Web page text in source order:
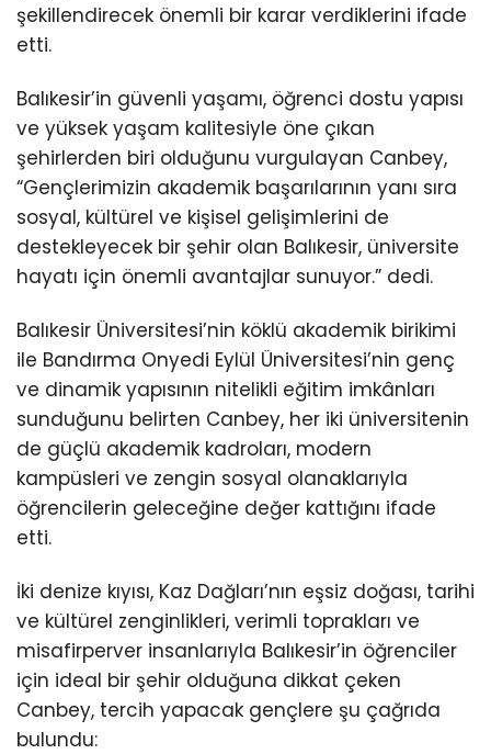
şekillendirecek önemli bir karar verdiklerini ifade
etti.
Balıkesir’in güvenli yaşamı, öğrenci dostu yapısı
ve yüksek yaşam kalitesiyle öne çıkan
şehirlerden biri olduğunu vurgulayan Canbey,
“Gençlerimizin akademik başarılarının yanı sıra
sosyal, kültürel ve kişisel gelişimlerini de
destekleyecek bir şehir olan Balıkesir, üniversite
hayatı için önemli avantajlar sunuyor.” dedi.
Balıkesir Üniversitesi’nin köklü akademik birikimi
ile Bandırma Onyedi Eylül Üniversitesi’nin genç
ve dinamik yapısının nitelikli eğitim imkânları
sunduğunu belirten Canbey, her iki üniversitenin
de güçlü akademik kadroları, modern
kampüsleri ve zengin sosyal olanaklarıyla
öğrencilerin geleceğine değer kattığını ifade
etti.
İki denize kıyısı, Kaz Dağları’nın eşsiz doğası, tarihi
ve kültürel zenginlikleri, verimli toprakları ve
misafirperver insanlarıyla Balıkesir’in öğrenciler
için ideal bir şehir olduğuna dikkat çeken
Canbey, tercih yapacak gençlere şu çağrıda
bulundu: